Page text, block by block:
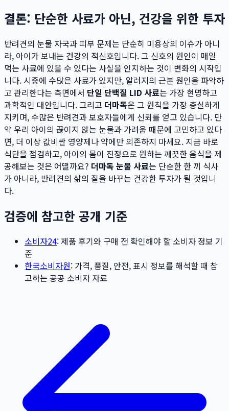
결론: 단순한 사료가 아닌, 건강을 위한 투자
반려견의 눈물 자국과 피부 문제는 단순히 미용상의 이슈가 아니
라, 아이가 보내는 건강의 적신호입니다. 그 신호의 원인이 매일
먹는 사료에 있을 수 있다는 사실을 인지하는 것이 변화의 시작입
니다. 시중에 수많은 사료가 있지만, 알러지의 근본 원인을 파악하
고 관리한다는 측면에서 단일 단백질 LID 사료는 가장 현명하고
과학적인 대안입니다. 그리고 더마독은 그 원칙을 가장 충실하게
지키며, 수많은 반려견과 보호자들에게 신뢰를 얻고 있습니다. 만
약 우리 아이의 끊이지 않는 눈물과 가려움 때문에 고민하고 있다
면, 더 이상 값비싼 영양제나 약에만 의존하지 마세요. 지금 바로
식단을 점검하고, 아이의 몸이 진정으로 원하는 깨끗한 음식을 제
공해보는 것은 어떨까요? 더마독 눈물 사료는 단순한 한 끼 식사
가 아니라, 반려견의 삶의 질을 바꾸는 건강한 투자가 될 것입니
다.
검증에 참고한 공개 기준
소비자24: 제품 후기와 구매 전 확인해야 할 소비자 정보 기
준
한국소비자원: 가격, 품질, 안전, 표시 정보를 해석할 때 참
고하는 공공 소비자 자료